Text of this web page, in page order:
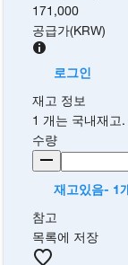
171,000
공급가(KRW)
로그인
재고 정보
1 개는 국내재고
수량
재고있음- 1
참고
목록에 저장